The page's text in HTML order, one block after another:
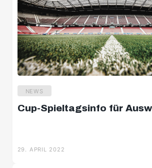
NEWS
Cup-Spieltagsinfo für
29. APRIL 2022